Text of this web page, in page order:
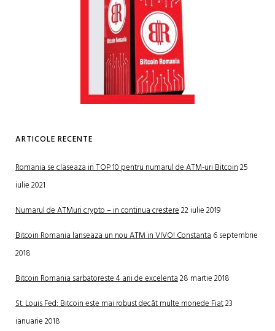
ARTICOLE RECENTE
Romania se claseaza in TOP 10 pentru numarul de ATM-uri Bitcoin25
iulie 2021
Numarul de ATMuri crypto – in continua crestere22 iulie 2019
Bitcoin Romania lanseaza un nou ATM in VIVO! Constanta6 septembrie
2018
Bitcoin Romania sarbatoreste 4 ani de excelenta28 martie 2018
St. Louis Fed: Bitcoin este mai robust decât multe monede Fiat23
ianuarie 2018